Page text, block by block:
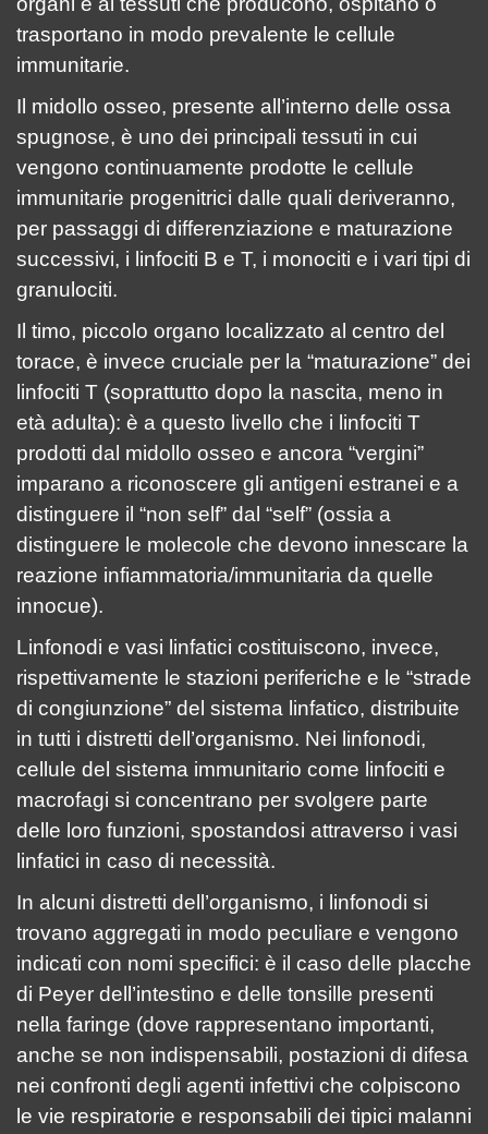
trasportano in modo prevalente le cellule
immunitarie.
Il midollo osseo, presente all’interno delle ossa
spugnose, è uno dei principali tessuti in cui
vengono continuamente prodotte le cellule
immunitarie progenitrici dalle quali deriveranno,
per passaggi di differenziazione e maturazione
successivi, i linfociti B e T, i monociti e i vari tipi di
granulociti.
Il timo, piccolo organo localizzato al centro del
torace, è invece cruciale per la “maturazione” dei
linfociti T (soprattutto dopo la nascita, meno in
età adulta): è a questo livello che i linfociti T
prodotti dal midollo osseo e ancora “vergini”
imparano a riconoscere gli antigeni estranei e a
distinguere il “non self” dal “self” (ossia a
distinguere le molecole che devono innescare la
reazione infiammatoria/immunitaria da quelle
innocue).
Linfonodi e vasi linfatici costituiscono, invece,
rispettivamente le stazioni periferiche e le “strade
di congiunzione” del sistema linfatico, distribuite
in tutti i distretti dell’organismo. Nei linfonodi,
cellule del sistema immunitario come linfociti e
macrofagi si concentrano per svolgere parte
delle loro funzioni, spostandosi attraverso i vasi
linfatici in caso di necessità.
In alcuni distretti dell’organismo, i linfonodi si
trovano aggregati in modo peculiare e vengono
indicati con nomi specifici: è il caso delle placche
di Peyer dell’intestino e delle tonsille presenti
nella faringe (dove rappresentano importanti,
anche se non indispensabili, postazioni di difesa
nei confronti degli agenti infettivi che colpiscono
le vie respiratorie e responsabili dei tipici malanni